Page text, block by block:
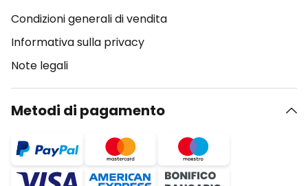
Condizioni generali di vendita
Informativa sulla privacy
Note legali
Metodi di pagamento